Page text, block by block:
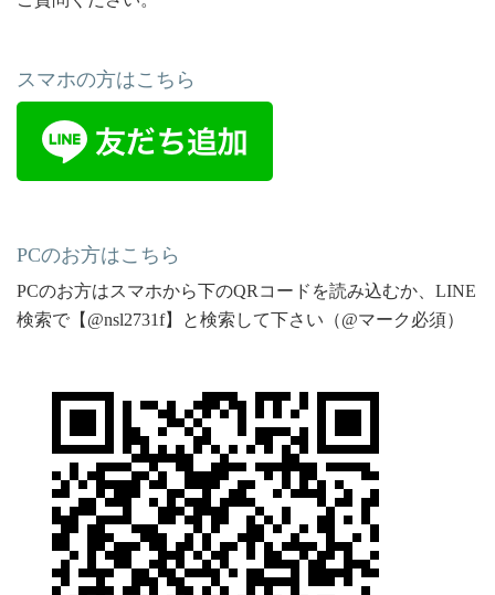
スマホの方はこちら
PCのお方はこちら
PCのお方はスマホから下のQRコードを読み込むか、LINE
検索で【@nsl2731f】と検索して下さい（@マーク必須）